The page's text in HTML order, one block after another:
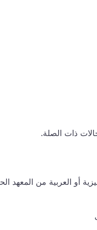
ذات الصلة.
أو العربية من المعهد